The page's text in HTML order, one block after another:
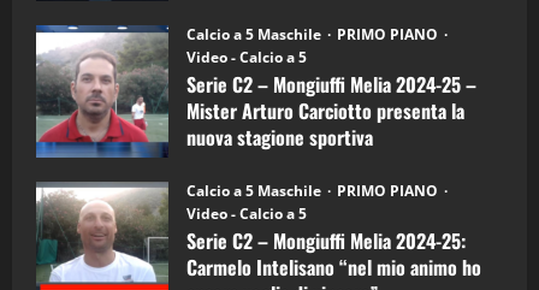
Calcio a 5 Maschile
PRIMO PIANO
Video - Calcio a 5
Serie C2 – Mongiuffi Melia 2024-25 –
Mister Arturo Carciotto presenta la
nuova stagione sportiva
Calcio a 5 Maschile
PRIMO PIANO
Video - Calcio a 5
Serie C2 – Mongiuffi Melia 2024-25:
Carmelo Intelisano “nel mio animo ho
5
“SportEmpire” in Podcast: 26^ Puntata
(Martedi 07 Aprile 2026)
08/04/2026
1
“SportEmpire” in Podcast: 30^ Puntata
(Martedi 05 Maggio 2026)
08/05/2026